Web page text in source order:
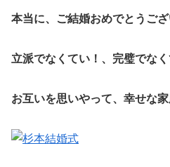
本当に、ご結婚おめでとうご
立派でなくてい！、完璧でなく
お互いを思いやって、幸せな家